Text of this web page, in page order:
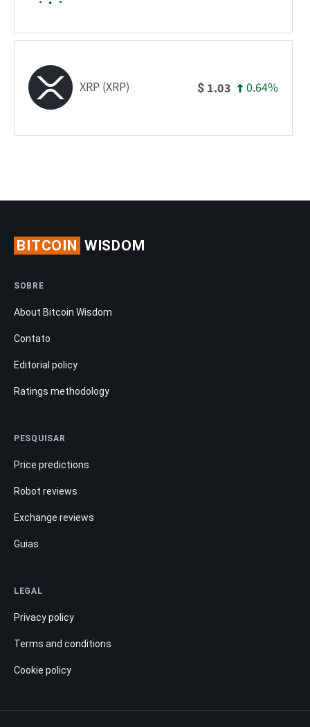
XRP (XRP) $ 1.03 0.64%
BITCOIN WISDOM
SOBRE
About Bitcoin Wisdom
Contato
Editorial policy
Ratings methodology
PESQUISAR
Price predictions
Robot reviews
Exchange reviews
Guias
LEGAL
Privacy policy
Terms and conditions
Cookie policy